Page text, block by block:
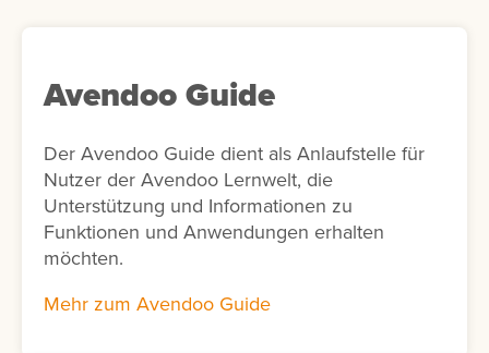
Avendoo Guide
Der Avendoo Guide dient als Anlaufstelle für
Nutzer der Avendoo Lernwelt, die
Unterstützung und Informationen zu
Funktionen und Anwendungen erhalten
möchten.
Mehr zum Avendoo Guide